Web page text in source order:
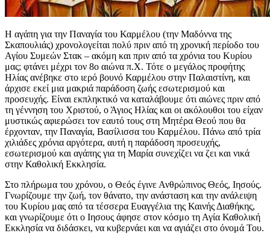
Η αγάπη για την Παναγία του Καρμέλου (την Μαδόννα της
Σκαπουλιάς) χρονολογείται πολύ πριν από τη χρονική περίοδο του
Αγίου Συμεών Στακ – ακόμη και πριν από τα χρόνια του Κυρίου
μας; φτάνει μέχρι τον 8ο αιώνα π.Χ. Τότε ο μεγάλος προφήτης
Ηλίας ανέβηκε στο ιερό βουνό Καρμέλου στην Παλαιστίνη, και
άρχισε εκεί μια μακριά παράδοση ζωής εσωτερισμού και
προσευχής. Είναι εκπληκτικό να καταλάβουμε ότι αιώνες πριν από
τη γέννηση του Χριστού, ο Άγιος Ηλίας και οι ακόλουθοι του είχαν
μυστικώς αφιερώσει τον εαυτό τους στη Μητέρα Θεού που θα
έρχονταν, την Παναγία, Βασίλισσα του Καρμέλου. Πάνω από τρία
χιλιάδες χρόνια αργότερα, αυτή η παράδοση προσευχής,
εσωτερισμού και αγάπης για τη Μαρία συνεχίζει να ζει και νικά
στην Καθολική Εκκλησία.
Στο πλήρωμα του χρόνου, ο Θεός έγινε Ανθρώπινος Θεός, Ιησούς.
Γνωρίζουμε την ζωή, τον θάνατο, την ανάσταση και την ανάλειψη
του Κυρίου μας από τα τέσσερα Ευαγγέλια της Καινής Διαθήκης,
και γνωρίζουμε ότι ο Ιησους άφησε στον κόσμο τη Αγία Καθολική
Εκκλησία να διδάσκει, να κυβερνάει και να αγιάζει στο όνομά Του.